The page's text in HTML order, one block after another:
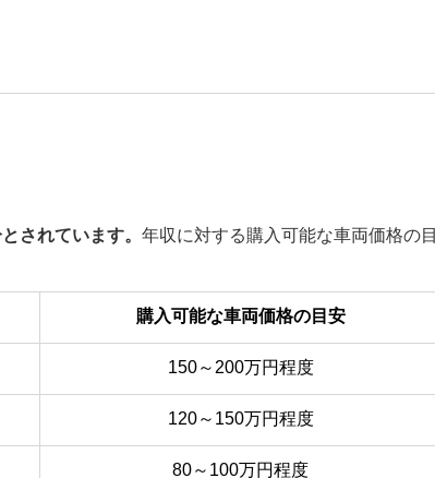
されています。 年収に対する購入可能な車両価格の目
購入可能な車両価格の目安
150～200万円程度
120～150万円程度
80～100万円程度